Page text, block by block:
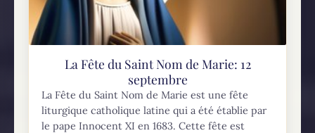
La Fête du Saint Nom de Marie: 12
septembre
La Fête du Saint Nom de Marie est une fête
liturgique catholique latine qui a été établie par
le pape Innocent XI en 1683. Cette fête est